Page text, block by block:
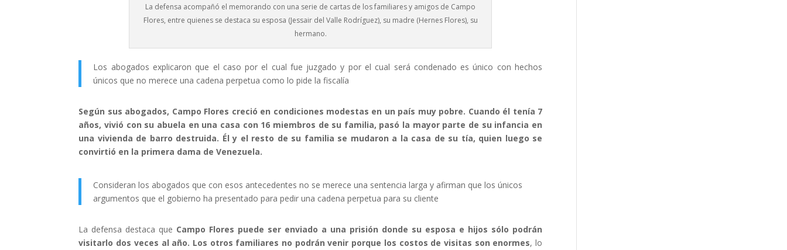
La defensa acompañó el memorando con una serie de cartas de los familiares y amigos de Campo
Flores, entre quienes se destaca su esposa (Jessair del Valle Rodríguez), su madre (Hernes Flores), su
hermano.
Los abogados explicaron que el caso por el cual fue juzgado y por el cual será condenado es único con hechos
únicos que no merece una cadena perpetua como lo pide la fiscalía
Según sus abogados, Campo Flores creció en condiciones modestas en un país muy pobre. Cuando él tenía 7
años, vivió con su abuela en una casa con 16 miembros de su familia, pasó la mayor parte de su infancia en
una vivienda de barro destruida. Él y el resto de su familia se mudaron a la casa de su tía, quien luego se
convirtió en la primera dama de Venezuela.
Consideran los abogados que con esos antecedentes no se merece una sentencia larga y afirman que los únicos
argumentos que el gobierno ha presentado para pedir una cadena perpetua para su cliente
La defensa destaca que Campo Flores puede ser enviado a una prisión donde su esposa e hijos sólo podrán
visitarlo dos veces al año. Los otros familiares no podrán venir porque los costos de visitas son enormes, lo